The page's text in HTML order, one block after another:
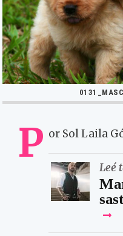
P or Sol Laila
Leé